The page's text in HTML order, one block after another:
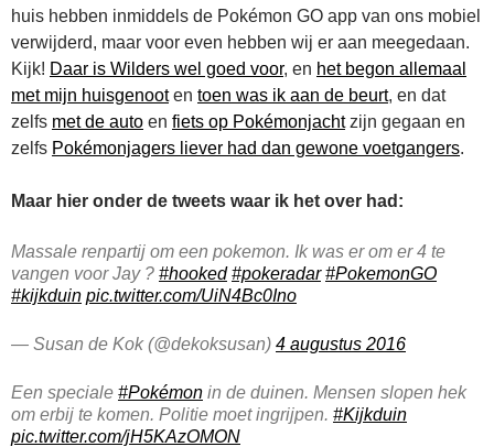
huis hebben inmiddels de Pokémon GO app van ons mobiel
verwijderd, maar voor even hebben wij er aan meegedaan.
Kijk! Daar is Wilders wel goed voor, en het begon allemaal
met mijn huisgenooten toen was ik aan de beurt, en dat
zelfs met de auto en fiets op Pokémonjachtzijn gegaan en
zelfs Pokémonjagers liever had dan gewone voetgangers.
Maar hier onder de tweets waar ik het over had:
Massale renpartij om een pokemon. Ik was er om er 4 te
vangen voor Jay ? #hooked #pokeradar #PokemonGO
#kijkduin pic.twitter.com/UiN4Bc0Ino
— Susan de Kok (@dekoksusan) 4 augustus 2016
Een speciale #Pokémon in de duinen. Mensen slopen hek
om erbij te komen. Politie moet ingrijpen. #Kijkduin
pic.twitter.com/jH5KAzOMON